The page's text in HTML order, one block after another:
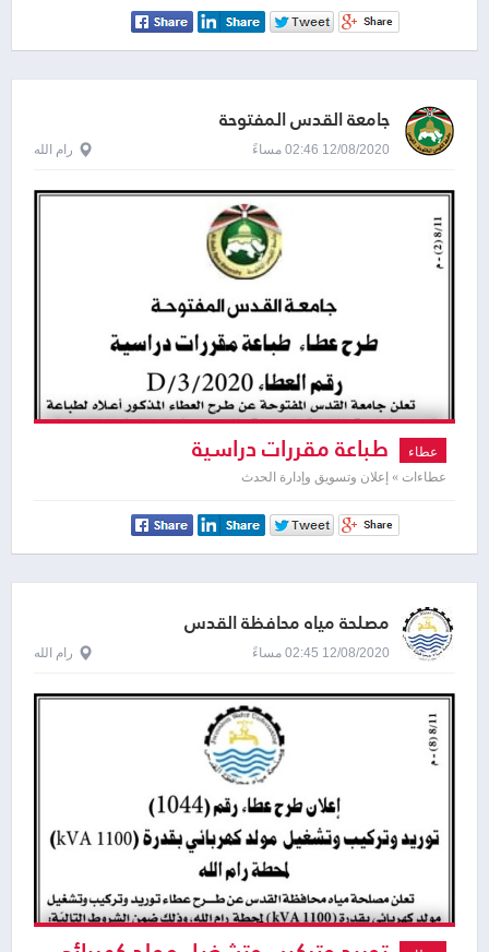
جامعة القدس المفتوحة
12/08/2020 02:46 مساءً رام الله
عطاء طباعة مقررات دراسية
عطاءات » إعلان وتسويق وإدارة الحدث
مصلحة مياه محافظة القدس
12/08/2020 02:45 مساءً رام الله